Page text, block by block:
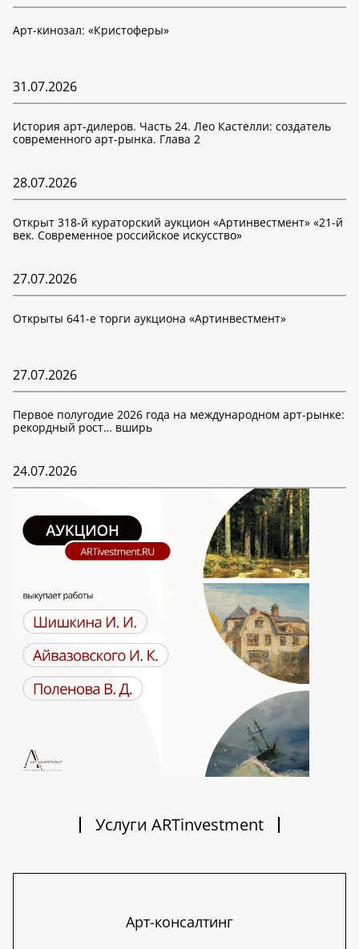
Арт-кинозал: «Кристоферы»
31.07.2026
История арт-дилеров. Часть 24. Лео Кастелли: создатель
современного арт-рынка. Глава 2
28.07.2026
Открыт 318-й кураторский аукцион «Артинвестмент» «21-й
век. Современное российское искусство»
27.07.2026
Открыты 641-е торги аукциона «Артинвестмент»
27.07.2026
Первое полугодие 2026 года на международном арт-рынке:
рекордный рост… вширь
24.07.2026
Услуги ARTinvestment
Арт-консалтинг